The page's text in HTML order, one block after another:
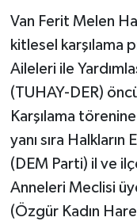
Van Ferit Melen
kitlesel karşılama
Aileleri ile
(TUHAY-DER)
Karşılama
yanı sıra
(DEM Parti) il ve
Anneleri Meclisi
(Özgür Kadın
YAŞAM